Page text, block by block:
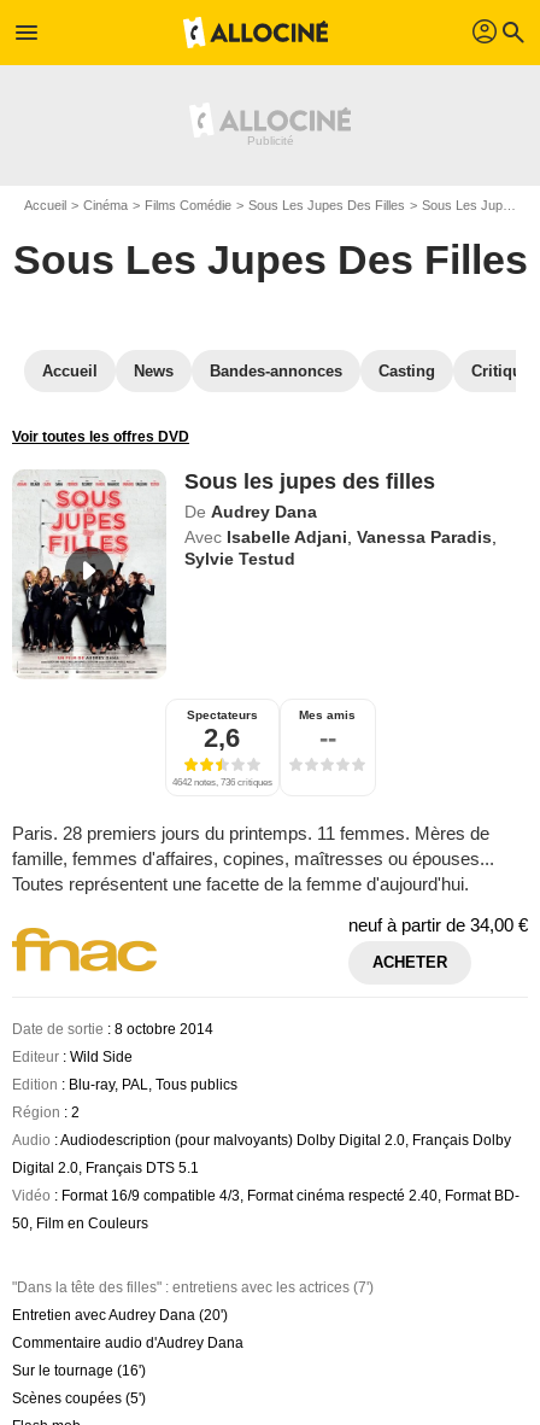
menu profil search
Accueil Cinéma Films Comédie Sous Les Jupes Des Filles Sous Les Jupes Des Filles en Blu Ray
Sous Les Jupes Des Filles
Accueil News Bandes-annonces Casting
Voir toutes les offres DVD
Sous les jupes des filles
De Audrey Dana
Avec Isabelle Adjani ,Vanessa Paradis
Sylvie Testud
Spectateurs
2,6
4642 notes, 736 critiques
Mes amis
--
Paris. 28 premiers jours du printemps. 11 femmes. Mères de
famille, femmes d'affaires, copines, maîtresses ou épouses...
Toutes représentent une facette de la femme d'aujourd'hui.
neuf à partir de 34,00 €
ACHETER
Date de sortie : 8 octobre 2014
Editeur : Wild Side
Edition : Blu-ray, PAL, Tous publics
Région : 2
Audio : Audiodescription (pour malvoyants) Dolby Digital 2.0, Français Dolby
Digital 2.0, Français DTS 5.1
Vidéo : Format 16/9 compatible 4/3, Format cinéma respecté 2.40, Format BD-
50, Film en Couleurs
"Dans la tête des filles" : entretiens avec les actrices (7')
Entretien avec Audrey Dana (20')
Commentaire audio d'Audrey Dana
Sur le tournage (16')
Scènes coupées (5')